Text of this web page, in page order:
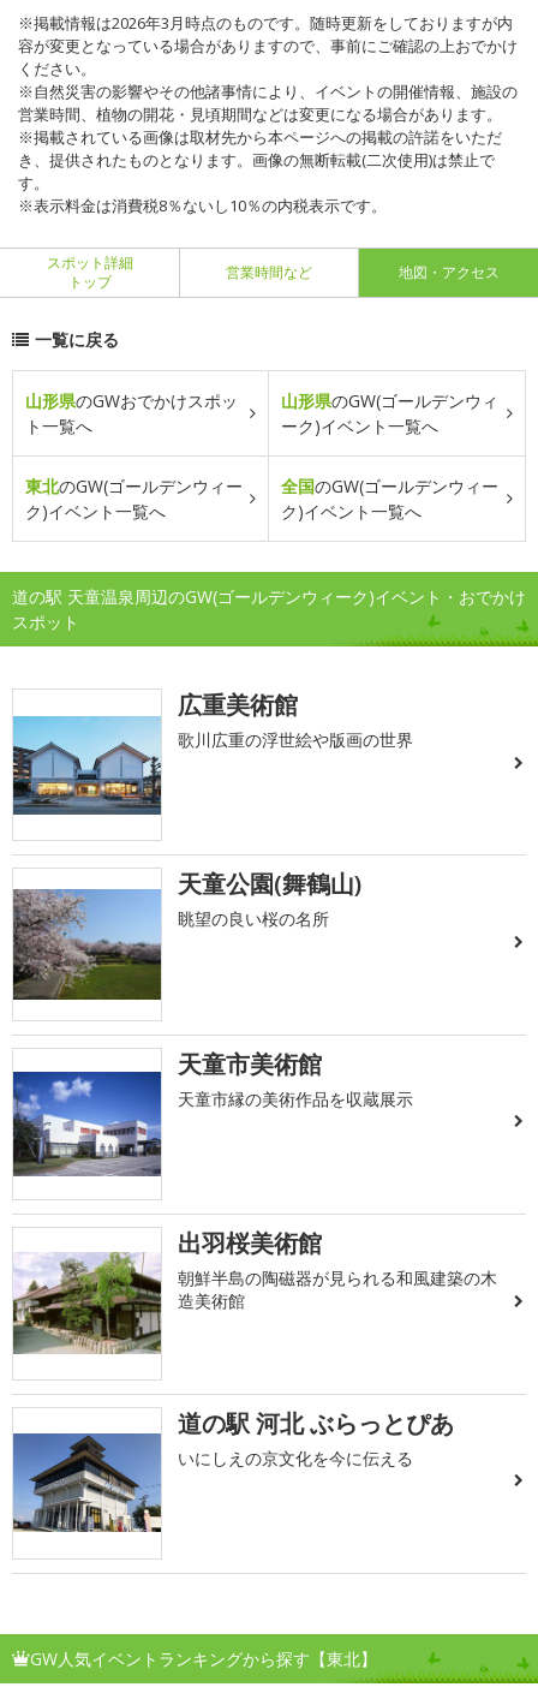
※掲載情報は2026年3月時点のものです。随時更新をしておりますが内
容が変更となっている場合がありますので、事前にご確認の上おでかけ
ください。
※自然災害の影響やその他諸事情により、イベントの開催情報、施設の
営業時間、植物の開花・見頃期間などは変更になる場合があります。
※掲載されている画像は取材先から本ページへの掲載の許諾をいただ
き、提供されたものとなります。画像の無断転載(二次使用)は禁止で
す。
※表示料金は消費税8％ないし10％の内税表示です。
スポット詳細
トップ
営業時間など 地図・アクセス
一覧に戻る
山形県のGWおでかけスポッ
ト一覧へ
山形県のGW(ゴールデンウィ
ーク)イベント一覧へ
東北のGW(ゴールデンウィー
ク)イベント一覧へ
全国のGW(ゴールデンウィー
ク)イベント一覧へ
道の駅 天童温泉周辺のGW(ゴールデンウィーク)イベント・おでかけ
スポット
広重美術館
歌川広重の浮世絵や版画の世界
天童公園(舞鶴山)
眺望の良い桜の名所
天童市美術館
天童市縁の美術作品を収蔵展示
出羽桜美術館
朝鮮半島の陶磁器が見られる和風建築の木
造美術館
道の駅 河北 ぶらっとぴあ
いにしえの京文化を今に伝える
GW人気イベントランキングから探す【東北】